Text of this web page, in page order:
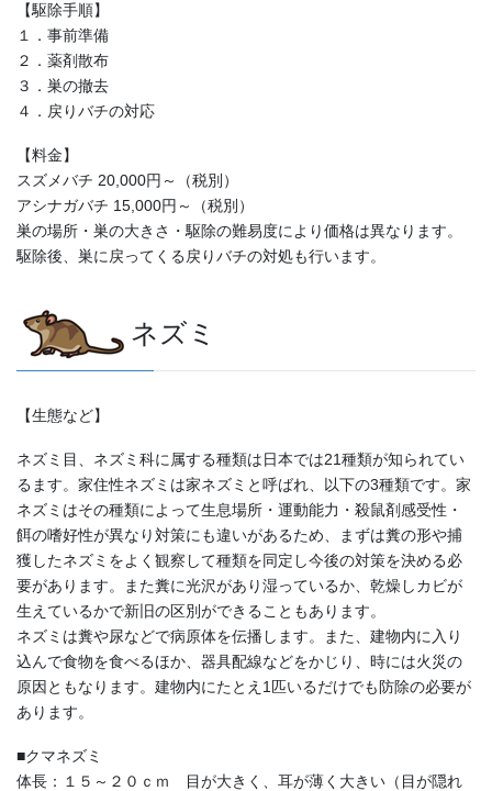
【駆除手順】
１．事前準備
２．薬剤散布
３．巣の撤去
４．戻りバチの対応
【料金】
スズメバチ 20,000円～（税別）
アシナガバチ 15,000円～（税別）
巣の場所・巣の大きさ・駆除の難易度により価格は異なります。
駆除後、巣に戻ってくる戻りバチの対処も行います。
ネズミ
【生態など】
ネズミ目、ネズミ科に属する種類は日本では21種類が知られてい
るます。家住性ネズミは家ネズミと呼ばれ、以下の3種類です。家
ネズミはその種類によって生息場所・運動能力・殺鼠剤感受性・
餌の嗜好性が異なり対策にも違いがあるため、まずは糞の形や捕
獲したネズミをよく観察して種類を同定し今後の対策を決める必
要があります。また糞に光沢があり湿っているか、乾燥しカビが
生えているかで新旧の区別ができることもあります。
ネズミは糞や尿などで病原体を伝播します。また、建物内に入り
込んで食物を食べるほか、器具配線などをかじり、時には火災の
原因ともなります。建物内にたとえ1匹いるだけでも防除の必要が
あります。
■クマネズミ
体長：１５～２０ｃｍ 目が大きく、耳が薄く大きい（目が隠れ